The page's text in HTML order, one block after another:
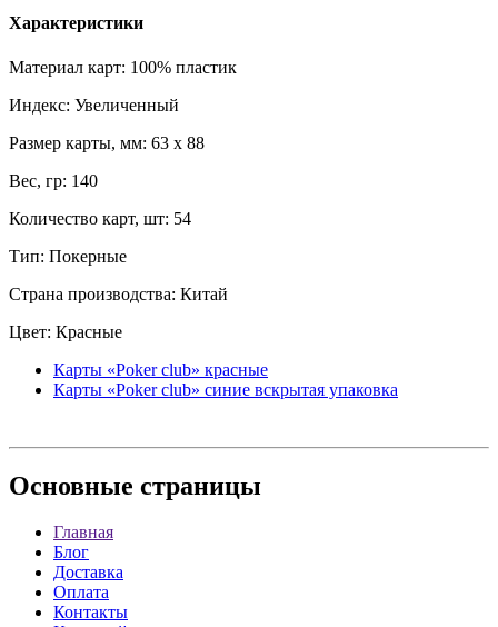
Характеристики
Материал карт: 100% пластик
Индекс: Увеличенный
Размер карты, мм: 63 x 88
Вес, гр: 140
Количество карт, шт: 54
Тип: Покерные
Страна производства: Китай
Цвет: Красные
Карты «Poker club» красные
Карты «Poker club» синие вскрытая упаковка
Основные страницы
Главная
Блог
Доставка
Оплата
Контакты